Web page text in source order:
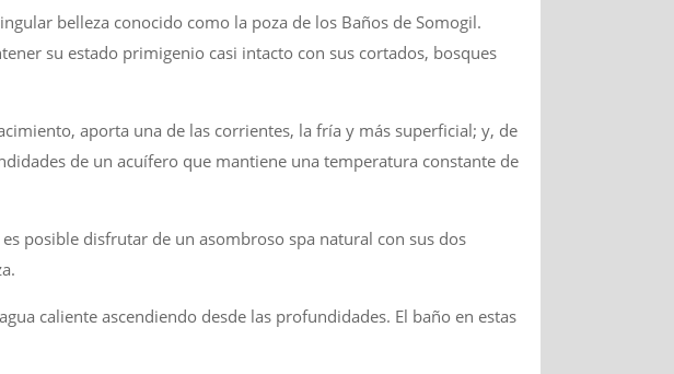
belleza conocido como la poza de los Baños de Somogil.
su estado primigenio casi intacto con sus cortados, bosques
aporta una de las corrientes, la fría y más superficial; y, de
de un acuífero que mantiene una temperatura constante de
posible disfrutar de un asombroso spa natural con sus dos
caliente ascendiendo desde las profundidades. El baño en estas